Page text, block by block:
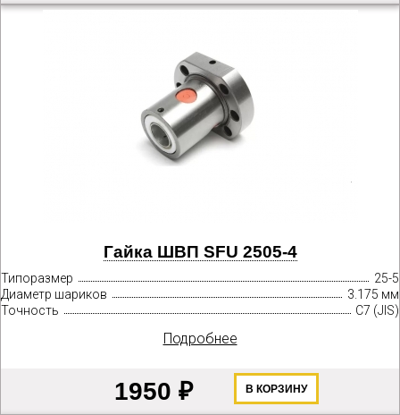
Гайка ШВП SFU 2505-4
Типоразмер
25-5
Диаметр шариков
3.175 мм
Точность
C7 (JIS)
Подробнее
1950 ₽ В КОРЗИНУ